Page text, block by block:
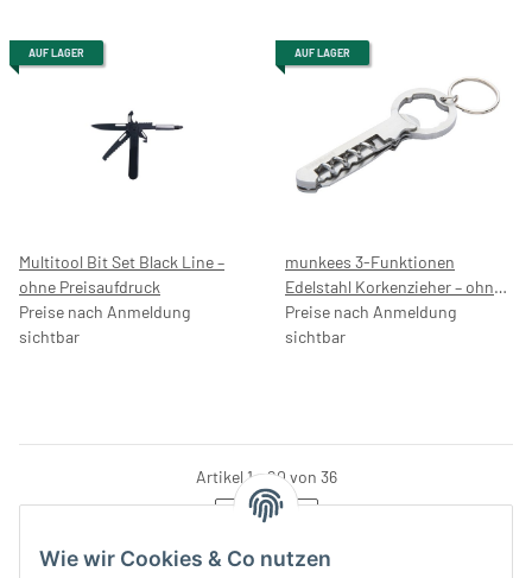
Wie wir Cookies & Co nutzen
AUF LAGER
Multitool Bit Set Black Line –
ohne Preisaufdruck
Preise nach Anmeldung
sichtbar
AUF LAGER
munkees 3-Funktionen
Edelstahl Korkenzieher – ohne
Preisaufdruck
Preise nach Anmeldung
sichtbar
Artikel 1 - 20 von 36
Seite1